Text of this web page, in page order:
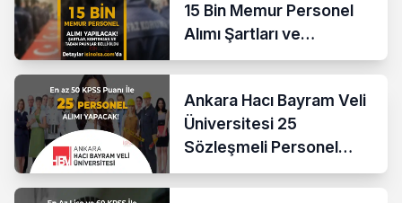
15 Bin Memur Personel
Alımı Şartları ve
Kontenjanlar 2026
Ankara Hacı Bayram Veli
Üniversitesi 25
Sözleşmeli Personel
Alacak